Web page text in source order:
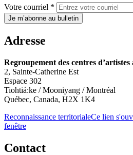
Votre courriel *
Je m’abonne au bulletin
Adresse
Regroupement des centres
2, Sainte-Catherine Est
Espace 302
Tiohtiá:ke / Mooniyang / Montréal
Québec, Canada, H2X 1K4
Reconnaissance territorialeCe lien
fenêtre
Contact